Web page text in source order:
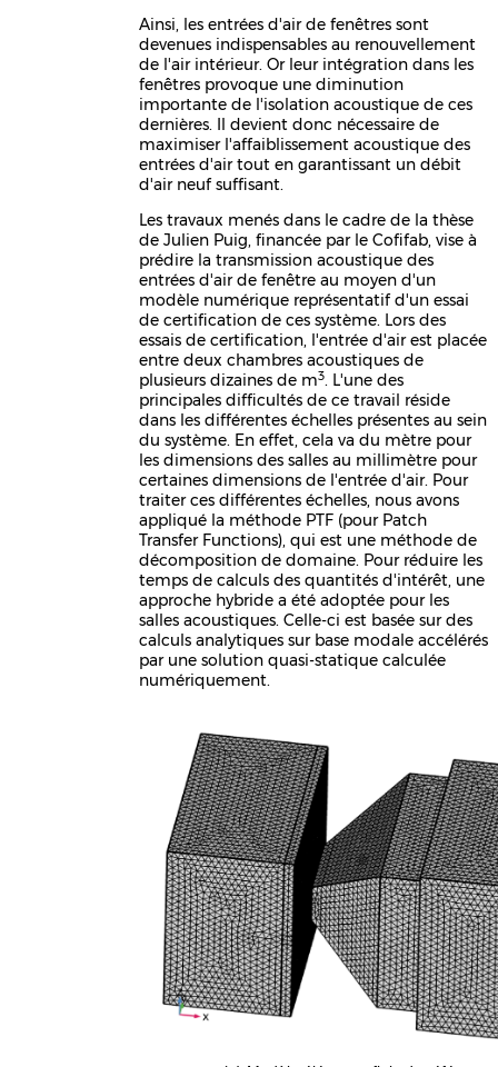
Ainsi, les entrées d'air de fenêtres sont
devenues indispensables au renouvellement
de l'air intérieur. Or leur intégration dans les
fenêtres provoque une diminution
importante de l'isolation acoustique de ces
dernières. Il devient donc nécessaire de
maximiser l'affaiblissement acoustique des
entrées d'air tout en garantissant un débit
d'air neuf suffisant.
Les travaux menés dans le cadre de la thèse
de Julien Puig, financée par le Cofifab, vise à
prédire la transmission acoustique des
entrées d'air de fenêtre au moyen d'un
modèle numérique représentatif d'un essai
de certification de ces système. Lors des
essais de certification, l'entrée d'air est placée
entre deux chambres acoustiques de
plusieurs dizaines de m3. L'une des
principales difficultés de ce travail réside
dans les différentes échelles présentes au sein
du système. En effet, cela va du mètre pour
les dimensions des salles au millimètre pour
certaines dimensions de l'entrée d'air. Pour
traiter ces différentes échelles, nous avons
appliqué la méthode PTF (pour Patch
Transfer Functions), qui est une méthode de
décomposition de domaine. Pour réduire les
temps de calculs des quantités d'intérêt, une
approche hybride a été adoptée pour les
salles acoustiques. Celle-ci est basée sur des
calculs analytiques sur base modale accélérés
par une solution quasi-statique calculée
numériquement.